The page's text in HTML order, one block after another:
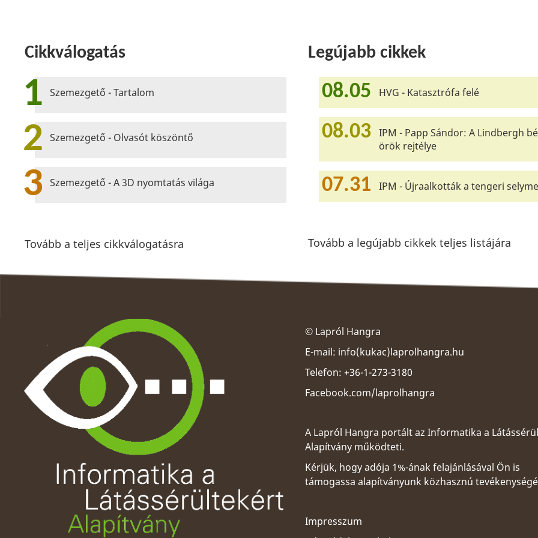
Cikkválogatás
1 Szemezgető - Tartalom
2 Szemezgető - Olvasót köszöntő
3 Szemezgető - A 3D nyomtatás világa
Tovább a teljes cikkválogatásra
Legújabb cikkek
08.05 HVG - Katasztrófa felé
08.03
IPM - Papp Sándor: A Lindbergh
örök rejtélye
07.31 IPM - Újraalkották a tengeri
Tovább a legújabb cikkek teljes listájára
© Lapról Hangra
E-mail: info(kukac)laprolhangra.hu
Telefon: +36-1-273-3180
Facebook.com/laprolhangra
A Lapról Hangra portált az Informatika a
Alapítványműködteti.
Kérjük, hogy adója 1%-ának felajánlásával Ön is
támogassa alapítványunk közhasznú
Impresszum